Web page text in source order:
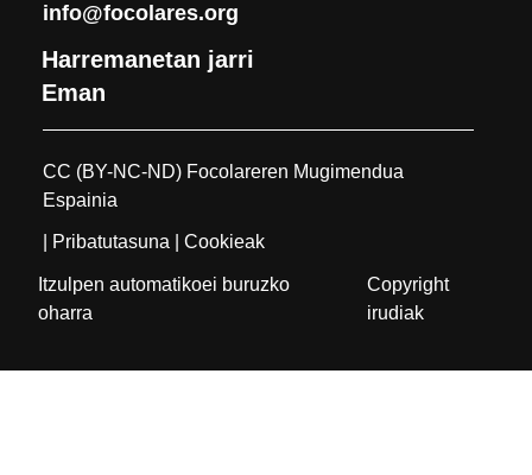
info@focolares.org
Harremanetan jarri
Eman
CC (BY-NC-ND) Focolareren Mugimendua
Espainia
| Pribatutasuna | Cookieak
Itzulpen automatikoei buruzko
oharra
Copyright
irudiak